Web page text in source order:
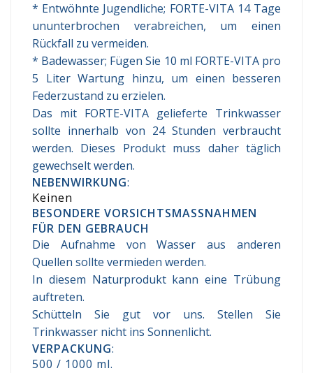
* Entwöhnte Jugendliche; FORTE-VITA 14 Tage
ununterbrochen verabreichen, um einen
Rückfall zu vermeiden.
* Badewasser; Fügen Sie 10 ml FORTE-VITA pro
5 Liter Wartung hinzu, um einen besseren
Federzustand zu erzielen.
Das mit FORTE-VITA gelieferte Trinkwasser
sollte innerhalb von 24 Stunden verbraucht
werden. Dieses Produkt muss daher täglich
gewechselt werden.
NEBENWIRKUNG:
Keinen
BESONDERE VORSICHTSMASSNAHMEN
FÜR DEN GEBRAUCH
Die Aufnahme von Wasser aus anderen
Quellen sollte vermieden werden.
In diesem Naturprodukt kann eine Trübung
auftreten.
Schütteln Sie gut vor uns. Stellen Sie
Trinkwasser nicht ins Sonnenlicht.
VERPACKUNG:
500 / 1000 ml.